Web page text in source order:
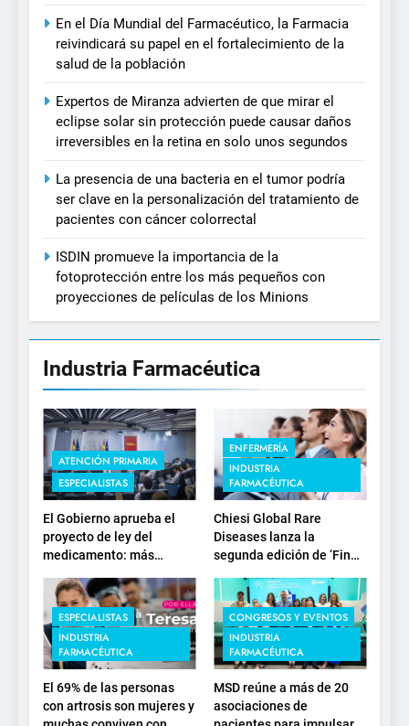
En el Día Mundial del Farmacéutico, la Farmacia
reivindicará su papel en el fortalecimiento de la
salud de la población
Expertos de Miranza advierten de que mirar el
eclipse solar sin protección puede causar daños
irreversibles en la retina en solo unos segundos
La presencia de una bacteria en el tumor podría
ser clave en la personalización del tratamiento de
pacientes con cáncer colorrectal
ISDIN promueve la importancia de la
fotoprotección entre los más pequeños con
proyecciones de películas de los Minions
Industria Farmacéutica
ATENCIÓN PRIMARIA
ESPECIALISTAS
El Gobierno aprueba el
proyecto de ley del
medicamento: más
estratégica y
modernización para el
SNS
ENFERMERÍA
INDUSTRIA
FARMACÉUTICA
Chiesi Global Rare
Diseases lanza la
segunda edición de ‘Find
investigación en
enfermedades de
depósito lisosomal
ESPECIALISTAS
INDUSTRIA
FARMACÉUTICA
El 69% de las personas
con artrosis son mujeres y
CONGRESOS Y EVENTOS
INDUSTRIA
FARMACÉUTICA
MSD reúne a más de 20
asociaciones de